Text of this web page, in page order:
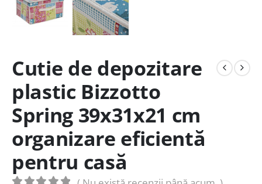
Cutie de depozitare
plastic Bizzotto
Spring 39x31x21 cm
organizare eficientă
pentru casă